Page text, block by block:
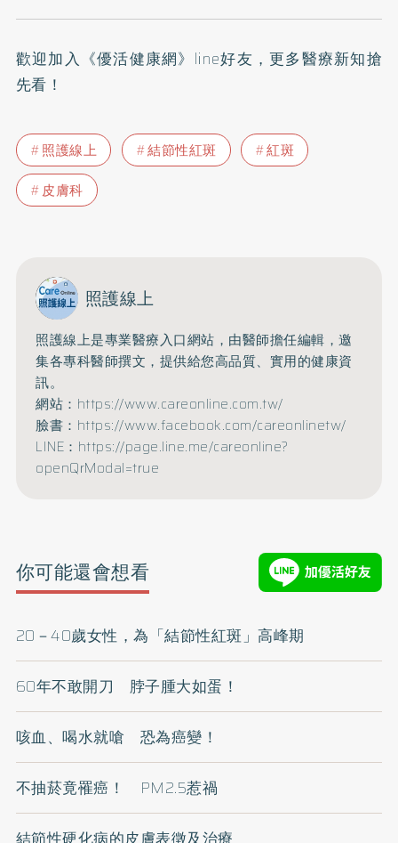
歡迎加入 《優活健康網》line好友 ，更多醫療新知搶
先看！
照護線上 結節性紅斑
紅斑
皮膚科
照護線上
照護線上是專業醫療入口網站，由醫師擔任編輯，邀
集各專科醫師撰文，提供給您高品質、實用的健康資
訊。
網站：https://www.careonline.com.tw/
臉書：https://www.facebook.com/careonlinetw/
LINE：https://page.line.me/careonline?
openQrModal=true
你可能還會想看
20－40歲女性，為「結節性紅斑」高峰期
60年不敢開刀 脖子腫大如蛋！
咳血、喝水就嗆 恐為癌變！
不抽菸竟罹癌！ PM2.5惹禍